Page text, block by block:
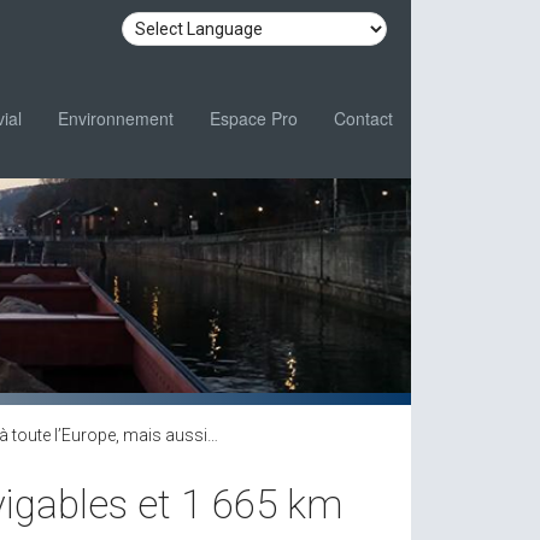
Environnement Espace Pro Contact
toute l’Europe, mais aussi…
et 1 665 km